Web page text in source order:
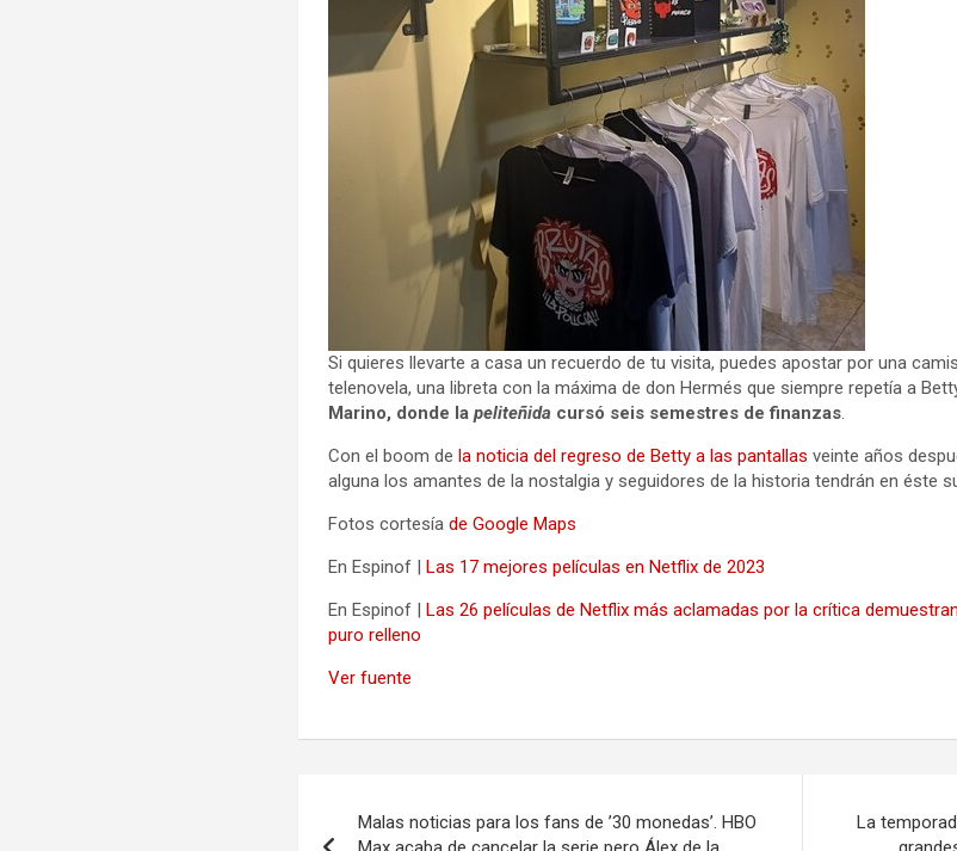
Si quieres llevarte a casa un recuerdo de tu visita, puedes apostar por una
telenovela, una libreta con la máxima de don Hermés que siempre repetía a
Marino, donde lapeliteñida cursó seis semestres de finanzas.
Con el boom de la noticia del regreso de Betty a las pantallas veinte años
alguna los amantes de la nostalgia y seguidores de la historia tendrán en éste
Fotos cortesíade Google Maps
En Espinof | Las 17 mejores películas en Netflix de 2023
En Espinof | Las 26 películas de Netflix más aclamadas por la crítica
puro relleno
Ver fuente
Malas noticias para los fans de ’30 monedas’. HBO
La